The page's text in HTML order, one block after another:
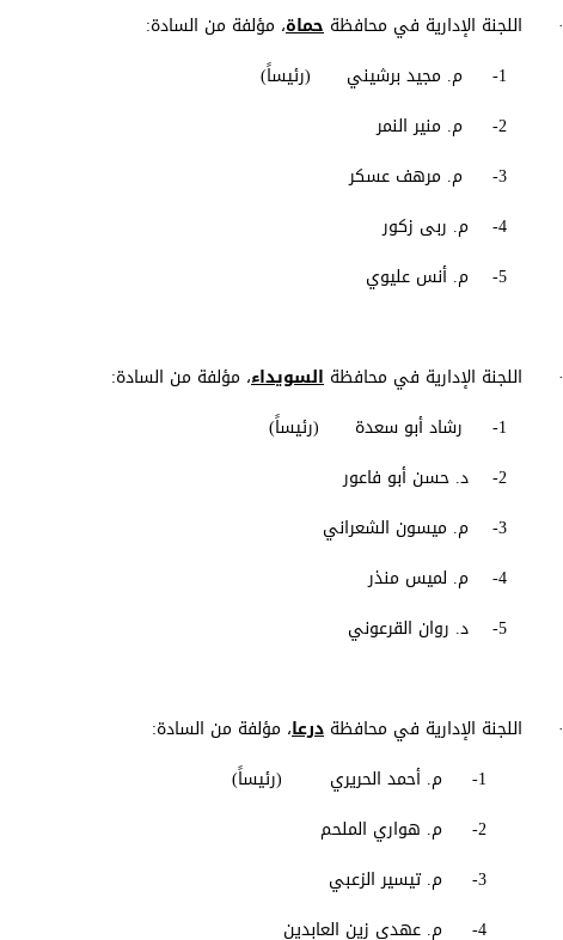
· اللجنة الإدارية في محافظة حماة، مؤلفة من السادة:
1- م. مجيد برشيني (رئيساً)
2- م. منير النمر
3- م. مرهف عسكر
4- م. ربى زكور
5- م. أنس عليوي
· اللجنة الإدارية في محافظة السويداء، مؤلفة من السادة:
1- رشاد أبو سعدة (رئيساً)
2- د. حسن أبو فاعور
3- م. ميسون الشعراني
4- م. لميس منذر
5- د. روان القرعوني
· اللجنة الإدارية في محافظة درعا، مؤلفة من السادة: